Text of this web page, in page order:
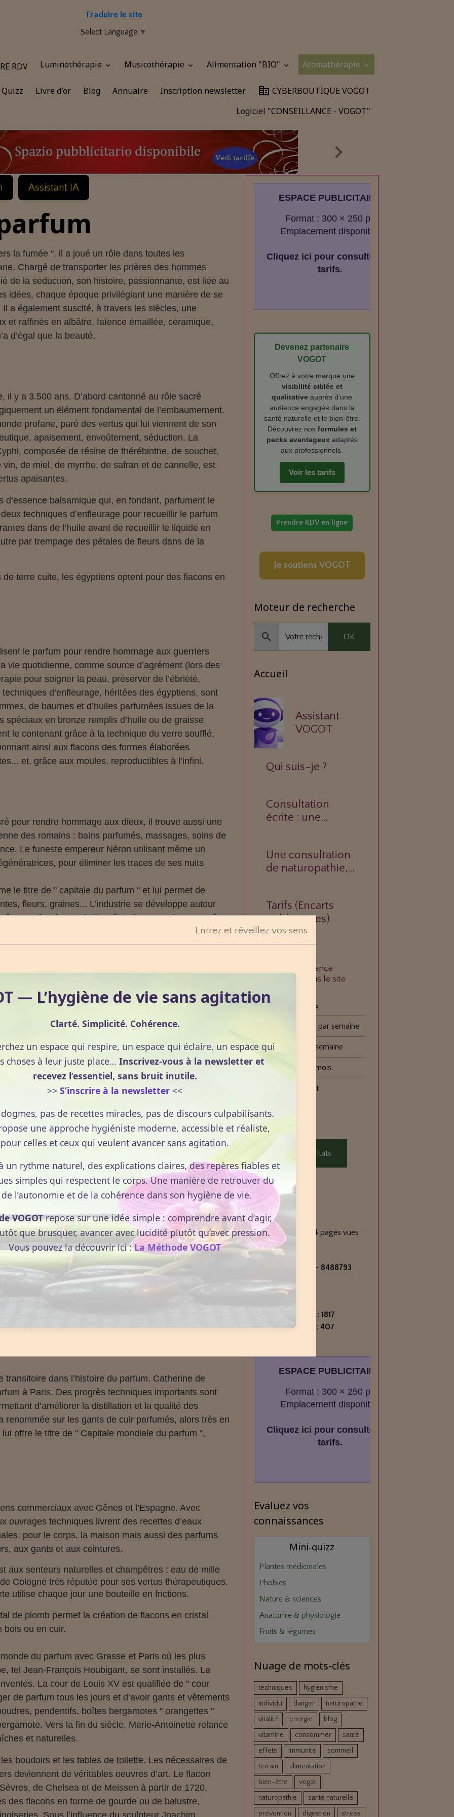
Traduire le site
Select Language ▼
RDV Luminothérapie Musicothérapie Alimentation "BIO" Aromathérapie
Quizz Livre d'or Blog Annuaire Inscription newsletter
CYBERBOUTIQUE VOGOT
Logiciel "CONSEILLANCE - VOGOT"
Assistant IA
la fumée ", il a joué un rôledans toutes les
Chargé de transporter les prières des hommes
de la séduction, son histoire, passionnante, est liée au
idées, chaque époque privilégiant une manière de se
a également suscité, à travers les siècles, une
et raffinés en albâtre, faïence émaillée, céramique,
d’égal que la beauté.
il y a 3.500 ans. D’abord cantonné au rôle sacré
un élément fondamental de l’embaumement.
profane, paré des vertus qui lui viennent de son
apaisement, envoûtement, séduction. La
composée de résine de thérébinthe, de souchet,
de miel, de myrrhe, de safran et de cannelle, est
apaisantes.
d’essence balsamique qui, en fondant, parfument le
techniques d’enfleurage pour recueillir le parfum
dans de l’huile avant de recueillir le liquide en
par trempage des pétales de fleurs dans de la
terre cuite, les égyptiens optent pour des flacons en
le parfum pour rendre hommage aux guerriers
vie quotidienne, comme source d’agrément (lors des
pour soigner la peau, préserver de l’ébriété,
d’enfleurage, héritées des égyptiens, sont
de baumes et d’huiles parfumées issues de la
en bronze remplis d’huile ou de graisse
le contenant grâce à la technique du verre soufflé,
ainsi aux flacons des formes élaborées
et, grâce aux moules, reproductibles à l’infini.
pour rendre hommage aux dieux, il trouve aussi une
des romains : bains parfumés, massages, soins de
Le funeste empereur Néron utilisant même un
pour éliminer les traces de ses nuits
le titre de " capitale du parfum " et lui permet de
fleurs, graines... L’industrie se développe autour
parfumées et de l’ancêtre du savon, le sapo, pâte
et de cendres de saponaire. Les flacons de verre
et très travaillés, ils coûtent chers et sont le
sont réservés à la classe moyenne romaine.
ce qui leur vaut de devenir, pour plusieurs
Ils inventent, en effet, la technique de la
à grande échelle et trouvent de nouvelles
de la régression de l’utilisation des
odorantes et médicinales « les simples » demeurent
d’Orient avec, dans leurs bagages, des huiles, des
réintroduire dans toute l’Europe un véritable
le privilège du commerce des parfums est attribué aux
un édit interdit de s’intituler parfumeurs ; vingt ans
de s’appeler " parfumeurs ", à condition de ne
: poudres, lotions. Ils sont réputés pour leurs
effet, supposée transporter les miasmes ; le parfum,
toutes les maladies (y compris les tumeurs). Mais
n’hésitent pas à glisser dans leurs vêtements
en verre soufflé de Venise (selon des techniqus
au verre un aspect blanc laiteux ou à filligranes) et de
héritées de la tradition vénitienne.
dans l’histoire du parfum. Catherine de
à Paris. Des progrès techniques importants sont
d’améliorer la distillation et la qualité des
renommée sur les gants de cuir parfumés, alors très en
offre le titre de " Capitale mondiale du parfum ",
commerciaux avec Gênes et l’Espagne. Avec
ouvrages techniques livrent des recettes d’eaux
pour le corps, la maison mais aussi des parfums
aux gants et aux ceintures.
aux senteurs naturelles et champêtres : eau de mille
Cologne très réputée pour ses vertus thérapeutiques.
utilise chaque jour une bouteille en frictions.
de plomb permet la création de flacons en cristal
bois ou en cuir.
du parfum avec Grasse et Paris où les plus
tel Jean-François Houbigant, se sont installés. La
La cour de Louis XV est qualifiée de " cour
de parfum tous les jours et d’avoir gants et vêtements
pendentifs, boîtes bergamotes " orangettes "
Vers la fin du siècle, Marie-Antoinette relance
et naturelles.
boudoirs et les tables de toilette. Les nécessaires de
deviennent de véritables oeuvres d’art. Le flacon
de Chelsea et de Meissen à partir de 1720.
des flacons en forme de gourde ou de balustre,
ESPACE PUBLICITAIRE
Format : 300 × 250 px
Emplacement disponible
Cliquez ici pour consulter les
tarifs.
Devenez partenaire
VOGOT
Offrez à votre marque une
visibilité ciblée et
qualitative auprès d’une
audience engagée dans la
santé naturelle et le bien‑être.
Découvrez nos formules et
packs avantageuxadaptés
aux professionnels.
Voir les tarifs
Prendre RDV en ligne
Je soutiens VOGOT
Moteur de recherche
OK
Accueil
Assistant
VOGOT
Qui suis-je ?
Consultation
écrite : une
votre question.
Une consultation
de naturopathie,
Tarifs (Encarts
publicitaires)
À quelle fréquence
consultez-vous le site
Tous les jours
Plusieurs fois par semaine
Une fois par semaine
Une fois par mois
Plus rarement
Voir les résultats
Statistiques
Aujourd'hui
499 visiteurs - 924 pages vues
Total
visiteurs - 8488793
pages vues
Nombre de pages :1817
Nombre d'articles : 407
ESPACE PUBLICITAIRE
Format : 300 × 250 px
Emplacement disponible
Cliquez ici pour consulter les
tarifs.
Evaluez vos
connaissances
Mini‑quizz
Plantes médicinales
Phobies
Nature & sciences
Anatomie & physiologie
Fruits & légumes
Nuage de mots-clés
techniques
hygiénisme
individu
danger
naturopathe
vitalité
energie
blog
vitamine
consommer
santé
effets
immunité
sommeil
terrain
alimentation
bien-être
vogot
naturopathie
santé naturelle
prévention
digestion stress
Entrez et réveillez vos sens
— L’hygiène de vie sans agitation
Clarté. Simplicité. Cohérence.
un espace qui respire, un espace qui éclaire, un espace qui
choses à leur juste place… Inscrivez-vous à la newsletter et
recevez l’essentiel, sans bruit inutile.
>> S’inscrire à la newsletter <<
pas de recettes miracles, pas de discours culpabilisants.
une approche hygiéniste moderne, accessible et réaliste,
pour celles et ceux qui veulent avancer sans agitation.
un rythme naturel, des explications claires, des repères fiables et
simples qui respectent le corps. Une manière de retrouver du
de l’autonomie et de la cohérence dans son hygiène de vie.
VOGOTrepose sur une idée simple : comprendre avant d’agir,
que brusquer, avancer avec lucidité plutôt qu’avec pression.
Vous pouvez la découvrir ici :La Méthode VOGOT